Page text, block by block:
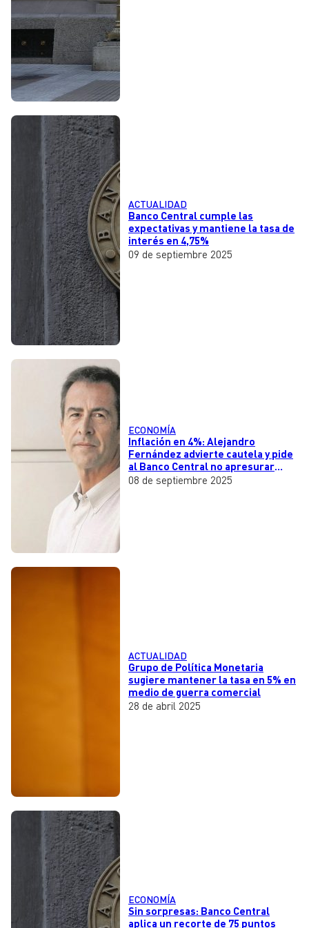
ACTUALIDAD
Banco Central cumple las
expectativas y mantiene la tasa de
interés en 4,75%
09 de septiembre 2025
ECONOMÍA
Inflación en 4%: Alejandro
Fernández advierte cautela y pide
al Banco Central no apresurar
bajas de tasas
08 de septiembre 2025
ACTUALIDAD
Grupo de Política Monetaria
sugiere mantener la tasa en 5% en
medio de guerra comercial
28 de abril 2025
ECONOMÍA
Sin sorpresas: Banco Central
aplica un recorte de 75 puntos